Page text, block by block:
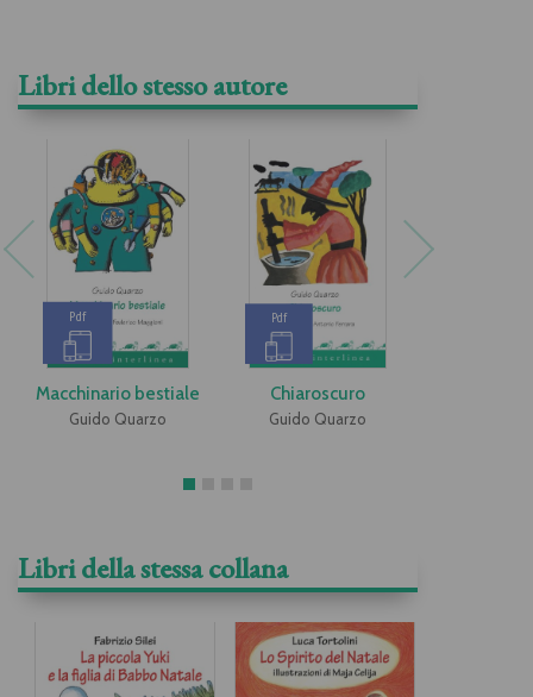
Libri dello stesso autore
Pdf
Macchinario bestiale
Guido Quarzo
Pdf
Chiaroscuro
Guido Quarzo
Libri della stessa collana